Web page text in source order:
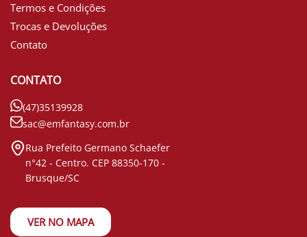
Termos e Condições
Trocas e Devoluções
Contato
CONTATO
(47)35139928
sac@emfantasy.com.br
Rua Prefeito Germano Schaefer
n°42 - Centro. CEP 88350-170 -
Brusque/SC
VER NO MAPA